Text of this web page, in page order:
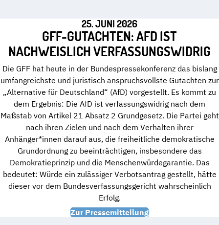
25. JUNI 2026
GFF-GUTACHTEN: AFD IST
NACHWEISLICH VERFASSUNGSWIDRIG
Die GFF hat heute in der Bundespressekonferenz das bislang
umfangreichste und juristisch anspruchsvollste Gutachten zur
„Alternative für Deutschland“ (AfD) vorgestellt. Es kommt zu
dem Ergebnis: Die AfD ist verfassungswidrig nach dem
Maßstab von Artikel 21 Absatz 2 Grundgesetz. Die Partei geht
nach ihren Zielen und nach dem Verhalten ihrer
Anhänger*innen darauf aus, die freiheitliche demokratische
Grundordnung zu beeinträchtigen, insbesondere das
Demokratieprinzip und die Menschenwürdegarantie. Das
bedeutet: Würde ein zulässiger Verbotsantrag gestellt, hätte
dieser vor dem Bundesverfassungsgericht wahrscheinlich
Erfolg.
Zur Pressemitteilung